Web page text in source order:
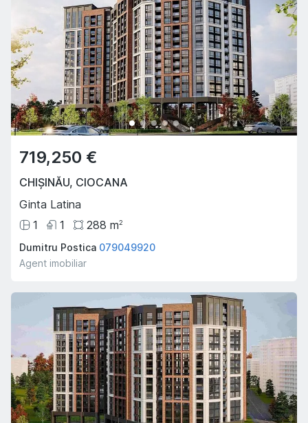
719,250 €
CHIȘINĂU, CIOCANA
Ginta Latina
1
1 288 m2
Dumitru Postica 079049920
Agent imobiliar